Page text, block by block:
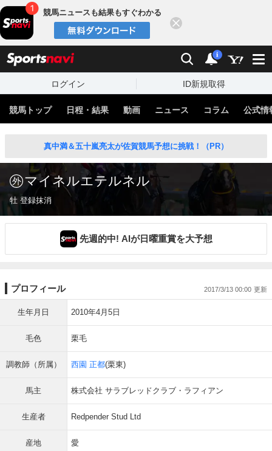
競馬ニュースも結果もすぐわかる
検索 通知
i
ログイン ID新規取得
競馬トップ 日程・結果 動画 ニュース コラム 公式情
真中満＆五十嵐亮太が佐賀競馬予想に挑戦！（PR）
マイネルエテルネル
牡 登録抹消
先週的中! AIが日曜重賞を大予想
プロフィール 2017/3/13 00:00
生年月日 2010年4月5日
毛色 栗毛
調教師（所属） 西園 正都(栗東)
馬主 株式会社 サラブレッドクラブ・ラフィアン
生産者 Redpender Stud Ltd
産地 愛